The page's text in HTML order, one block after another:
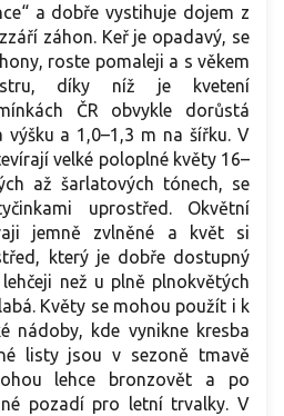
a dobře vystihuje dojem z
záhon. Keř je opadavý, se
roste pomaleji a s věkem
díky níž je kvetení
ČR obvykle dorůstá
výšku a 1,0–1,3 m na šířku. V
velké poloplné květy 16–
až šarlatových tónech, se
uprostřed. Okvětní
jemně zvlněné a květ si
který je dobře dostupný
než u plně plnokvětých
Květy se mohou použít i k
nádoby, kde vynikne kresba
listy jsou v sezoně tmavě
lehce bronzovět a po
pozadí pro letní trvalky. V